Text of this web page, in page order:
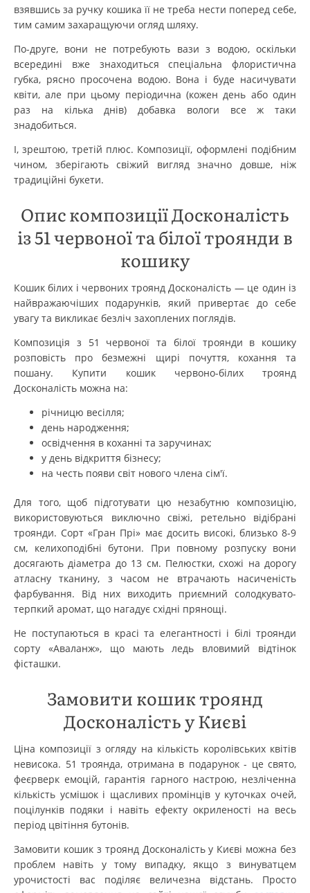
взявшись за ручку кошика її не треба нести поперед себе,
тим самим захаращуючи огляд шляху.
По-друге, вони не потребують вази з водою, оскільки
всередині вже знаходиться спеціальна флористична
губка, рясно просочена водою. Вона і буде насичувати
квіти, але при цьому періодична (кожен день або один
раз на кілька днів) добавка вологи все ж таки
знадобиться.
І, зрештою, третій плюс. Композиції, оформлені подібним
чином, зберігають свіжий вигляд значно довше, ніж
традиційні букети.
Опис композиції Досконалість
із 51 червоної та білої троянди в
кошику
Кошик білих і червоних троянд Досконалість — це один із
найвражаючіших подарунків, який привертає до себе
увагу та викликає безліч захоплених поглядів.
Композиція з 51 червоної та білої троянди в кошику
розповість про безмежні щирі почуття, кохання та
пошану. Купити кошик червоно-білих троянд
Досконалість можна на:
річницю весілля;
день народження;
освідчення в коханні та заручинах;
у день відкриття бізнесу;
на честь появи світ нового члена сім'ї.
Для того, щоб підготувати цю незабутню композицію,
використовуються виключно свіжі, ретельно відібрані
троянди. Сорт «Гран Прі» має досить високі, близько 8-9
см, келихоподібні бутони. При повному розпуску вони
досягають діаметра до 13 см. Пелюстки, схожі на дорогу
атласну тканину, з часом не втрачають насиченість
фарбування. Від них виходить приємний солодкувато-
терпкий аромат, що нагадує східні прянощі.
Не поступаються в красі та елегантності і білі троянди
сорту «Аваланж», що мають ледь вловимий відтінок
фісташки.
Замовити кошик троянд
Досконалість у Києві
Ціна композиції з огляду на кількість королівських квітів
невисока. 51 троянда, отримана в подарунок - це свято,
феєрверк емоцій, гарантія гарного настрою, незліченна
кількість усмішок і щасливих промінців у куточках очей,
поцілунків подяки і навіть ефекту окриленості на весь
період цвітіння бутонів.
Замовити кошик з троянд Досконалість у Києві можна без
проблем навіть у тому випадку, якщо з винуватцем
урочистості вас поділяє величезна відстань. Просто